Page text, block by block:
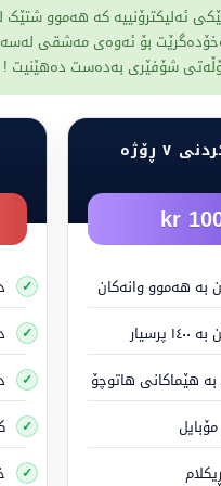
مۆڵەتە بەدەستبهێنێت دەبێت
سووک جیاوازە لە
ماتۆڕسکیلێکی مامناوەند بە
ئەم مۆڵەتە بەدەستبهێنێت دەبێت
ماتۆڕسکیلی قورس و هەموو
ئەم مۆڵەتە بەدەستبهێنێت، پێویستە
شۆفێری لە سوید بەدەست
ئەلیکترۆنییە کە هەموو
بۆ ئەوەی مەشقی
شۆفێری بەدەست دەهێنیت !
٧ ڕۆژە
بە هەموو وانەکان
هێماکانی هاتوچۆ